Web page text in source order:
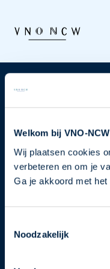
Welkom bij VNO-NCW
Wij plaatsen cookies
verbeteren en om je
Ga je akkoord met
Noodzakelijk
Nieuwsbrief
je nu in voor de
Schrijf je in
Direct naar
Ons verhaal